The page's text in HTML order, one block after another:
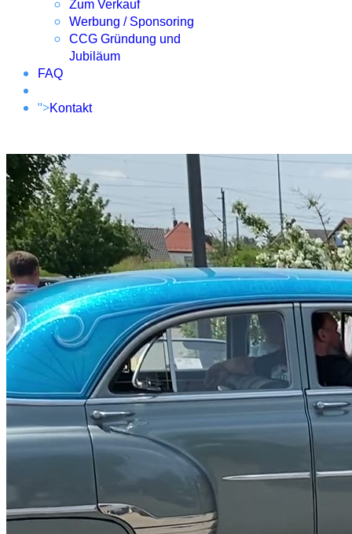
Zum Verkauf
Werbung / Sponsoring
CCG Gründung und
Jubiläum
FAQ
">Kontakt